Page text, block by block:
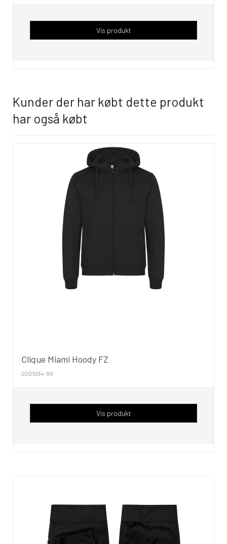
Vis produkt
Kunder der har købt dette produkt
har også købt
Clique Miami Hoody FZ
0201034-99
Vis produkt